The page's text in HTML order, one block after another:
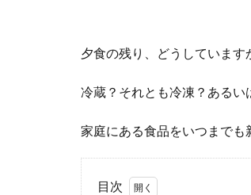
夕食の残り、どうしています
冷蔵？それとも冷凍？あるい
家庭にある食品をいつまでも
目次